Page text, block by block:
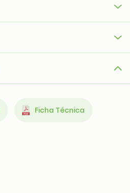
Ficha Técnica